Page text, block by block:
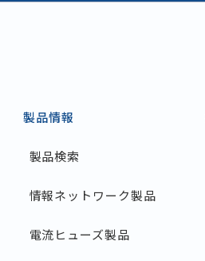
製品情報
製品検索
情報ネットワーク製品
電流ヒューズ製品